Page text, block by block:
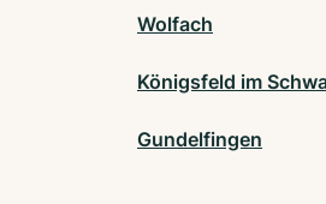
Wolfach
Königsfeld im
Gundelfingen